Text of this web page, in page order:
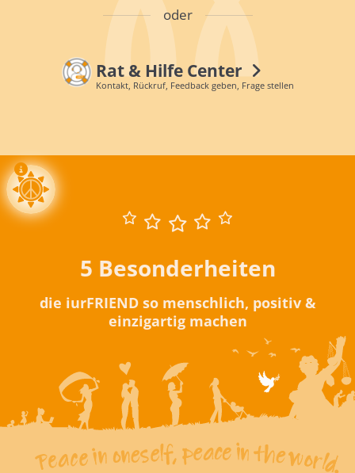
oder
Rat & Hilfe Center
Kontakt, Rückruf, Feedback geben, Frage stellen
5 Besonderheiten
die iurFRIEND so menschlich, positiv &
einzigartig machen